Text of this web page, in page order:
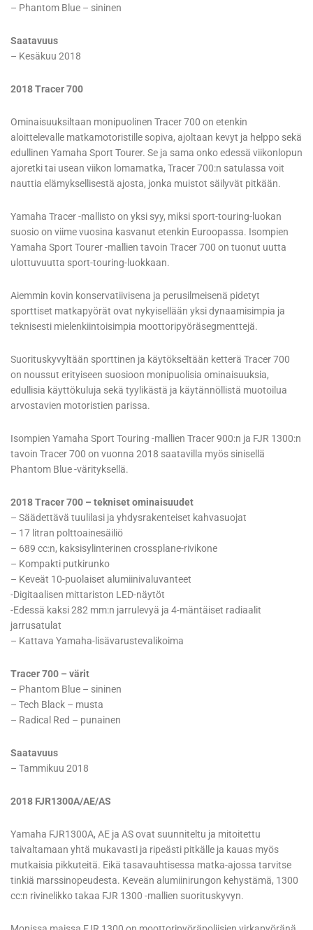
– Phantom Blue – sininen
Saatavuus
– Kesäkuu 2018
2018 Tracer 700
Ominaisuuksiltaan monipuolinen Tracer 700 on etenkin
aloittelevalle matkamotoristille sopiva, ajoltaan kevyt ja helppo sekä
edullinen Yamaha Sport Tourer. Se ja sama onko edessä viikonlopun
ajoretki tai usean viikon lomamatka, Tracer 700:n satulassa voit
nauttia elämyksellisestä ajosta, jonka muistot säilyvät pitkään.
Yamaha Tracer -mallisto on yksi syy, miksi sport-touring-luokan
suosio on viime vuosina kasvanut etenkin Euroopassa. Isompien
Yamaha Sport Tourer -mallien tavoin Tracer 700 on tuonut uutta
ulottuvuutta sport-touring-luokkaan.
Aiemmin kovin konservatiivisena ja perusilmeisenä pidetyt
sporttiset matkapyörät ovat nykyisellään yksi dynaamisimpia ja
teknisesti mielenkiintoisimpia moottoripyöräsegmenttejä.
Suorituskyvyltään sporttinen ja käytökseltään ketterä Tracer 700
on noussut erityiseen suosioon monipuolisia ominaisuuksia,
edullisia käyttökuluja sekä tyylikästä ja käytännöllistä muotoilua
arvostavien motoristien parissa.
Isompien Yamaha Sport Touring -mallien Tracer 900:n ja FJR 1300:n
tavoin Tracer 700 on vuonna 2018 saatavilla myös sinisellä
Phantom Blue -värityksellä.
2018 Tracer 700 – tekniset ominaisuudet
– Säädettävä tuulilasi ja yhdysrakenteiset kahvasuojat
– 17 litran polttoainesäiliö
– 689 cc:n, kaksisylinterinen crossplane-rivikone
– Kompakti putkirunko
– Keveät 10-puolaiset alumiinivaluvanteet
-Digitaalisen mittariston LED-näytöt
-Edessä kaksi 282 mm:n jarrulevyä ja 4-mäntäiset radiaalit
jarrusatulat
– Kattava Yamaha-lisävarustevalikoima
Tracer 700 – värit
– Phantom Blue – sininen
– Tech Black – musta
– Radical Red – punainen
Saatavuus
– Tammikuu 2018
2018 FJR1300A/AE/AS
Yamaha FJR1300A, AE ja AS ovat suunniteltu ja mitoitettu
taivaltamaan yhtä mukavasti ja ripeästi pitkälle ja kauas myös
mutkaisia pikkuteitä. Eikä tasavauhtisessa matka-ajossa tarvitse
tinkiä marssinopeudesta. Keveän alumiinirungon kehystämä, 1300
cc:n rivinelikko takaa FJR 1300 -mallien suorituskyvyn.